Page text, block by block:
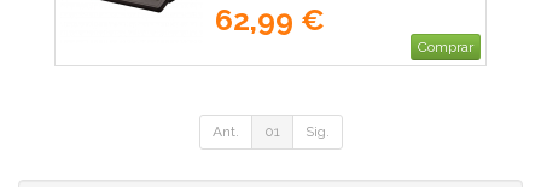
62,99 €
Comprar
Ant. 01 Sig.